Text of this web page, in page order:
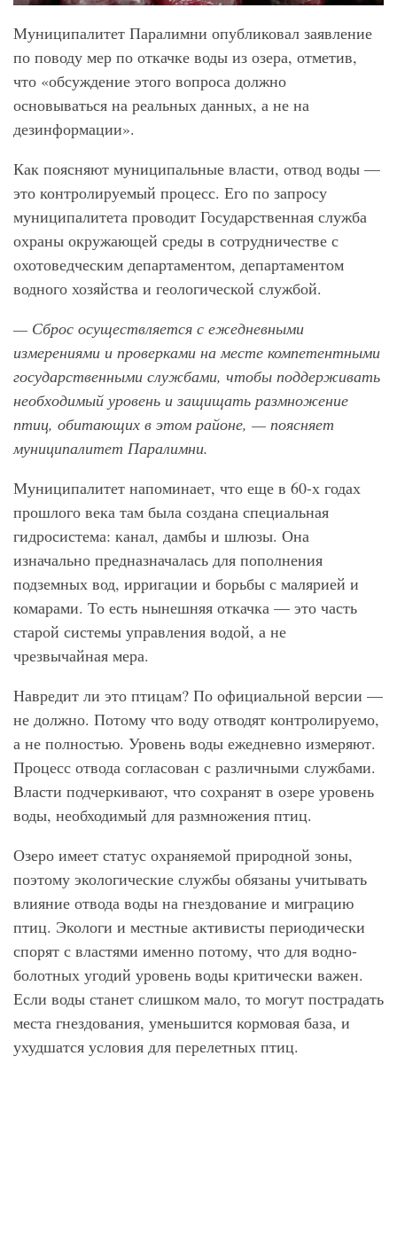
Муниципалитет Паралимни опубликовал заявление
по поводу мер по откачке воды из озера, отметив,
что «обсуждение этого вопроса должно
основываться на реальных данных, а не на
дезинформации».
Как поясняют муниципальные власти, отвод воды —
это контролируемый процесс. Его по запросу
муниципалитета проводит Государственная служба
охраны окружающей среды в сотрудничестве с
охотоведческим департаментом, департаментом
водного хозяйства и геологической службой.
— Сброс осуществляется с ежедневными
измерениями и проверками на месте компетентными
государственными службами, чтобы поддерживать
необходимый уровень и защищать размножение
птиц, обитающих в этом районе, — поясняет
муниципалитет Паралимни.
Муниципалитет напоминает, что еще в 60-х годах
прошлого века там была создана специальная
гидросистема: канал, дамбы и шлюзы. Она
изначально предназначалась для пополнения
подземных вод, ирригации и борьбы с малярией и
комарами. То есть нынешняя откачка — это часть
старой системы управления водой, а не
чрезвычайная мера.
Навредит ли это птицам? По официальной версии —
не должно. Потому что воду отводят контролируемо,
а не полностью. Уровень воды ежедневно измеряют.
Процесс отвода согласован с различными службами.
Власти подчеркивают, что сохранят в озере уровень
воды, необходимый для размножения птиц.
Озеро имеет статус охраняемой природной зоны,
поэтому экологические службы обязаны учитывать
влияние отвода воды на гнездование и миграцию
птиц. Экологи и местные активисты периодически
спорят с властями именно потому, что для водно-
болотных угодий уровень воды критически важен.
Если воды станет слишком мало, то могут пострадать
места гнездования, уменьшится кормовая база, и
ухудшатся условия для перелетных птиц.